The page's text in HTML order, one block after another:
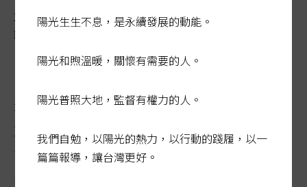
2021-04-05 04:32:20
聯合報 / 記者郭琇真／專題報導
坊間廣告或媽媽論壇常見這種討論：成長配
方添加多種營養素、礦物質，能補充幼兒的
營養所需。專家指出，這是迷思，一歲後的
嬰幼兒和大人相同，主要飲食都來自六大類
陽光生生不息，是永續發展的動能。
陽光和煦溫暖，關懷有需要的人。
陽光普照大地，監督有權力的人。
我們自勉，以陽光的熱力，以行動的踐履，以一
篇篇報導，讓台灣更好。